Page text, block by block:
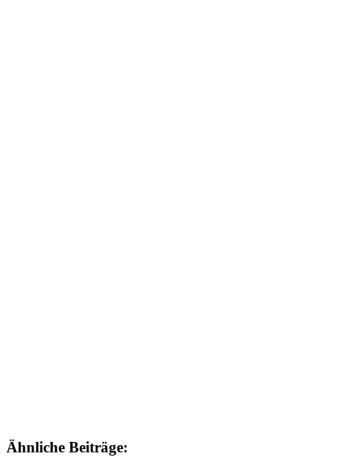
Ähnliche Beiträge: